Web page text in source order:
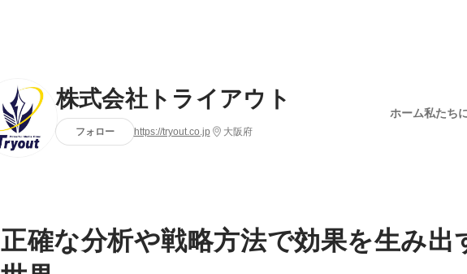
株式会社トライアウト
フォロー https://tryout.co.jp 大阪府
ホーム私たち
正確な分析や戦略方法で効果を生み出